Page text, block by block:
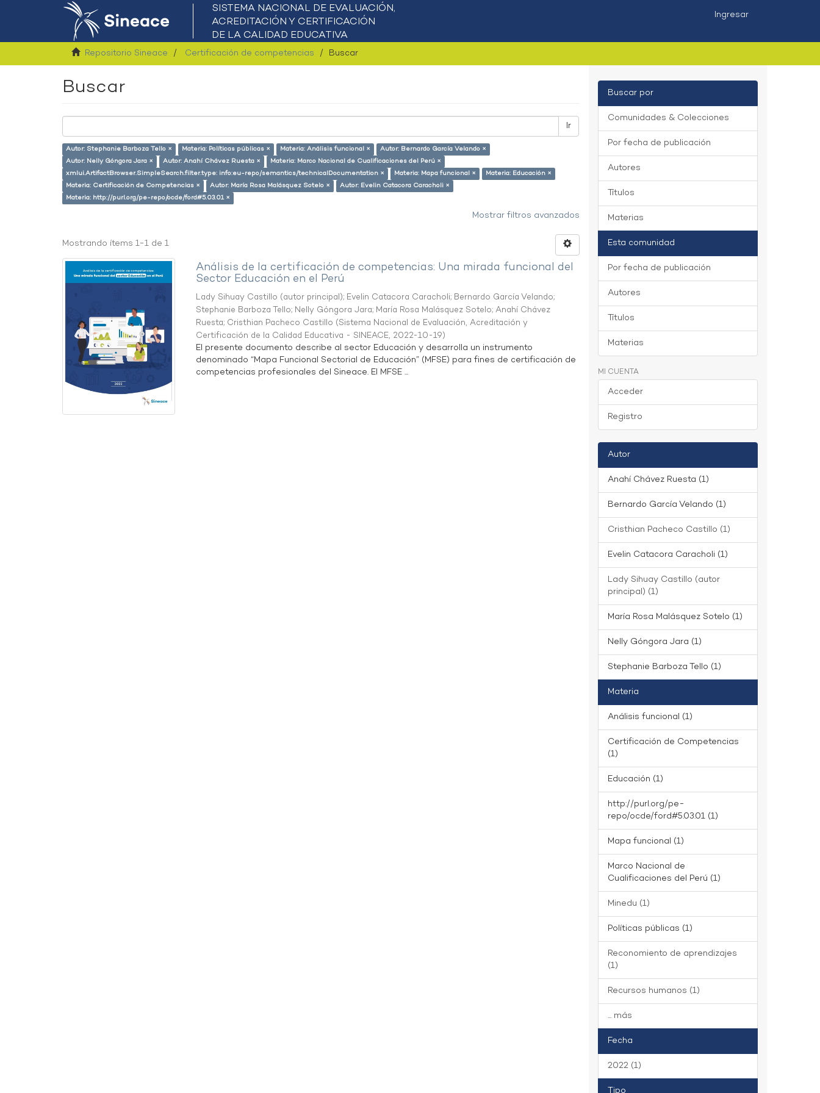
Ingresar
Repositorio Sineace Certificación de competencias Buscar
Buscar
Ir
Autor: Stephanie Barboza Tello × Materia: Políticas públicas × Materia: Análisis funcional ×
Autor: Bernardo García Velando ×
Autor: Nelly Góngora Jara ×
Autor: Anahí Chávez Ruesta ×
Materia: Marco Nacional de Cualificaciones del Perú ×
xmlui.ArtifactBrowser.SimpleSearch.filter.type: info:eu-repo/semantics/technicalDocumentation ×
Materia: Mapa funcional ×
Materia: Educación ×
Materia: Certificación de Competencias ×
Autor: María Rosa Malásquez Sotelo ×
Autor: Evelin Catacora Caracholi ×
Materia: http://purl.org/pe-repo/ocde/ford#5.03.01 ×
Mostrar filtros avanzados
Mostrando ítems 1-1 de 1
Análisis de la certificación de competencias: Una mirada funcional del
Sector Educación en el Perú
Lady Sihuay Castillo (autor principal); Evelin Catacora Caracholi; Bernardo García Velando;
Stephanie Barboza Tello; Nelly Góngora Jara; María Rosa Malásquez Sotelo;Anahí Chávez
Ruesta; Cristhian Pacheco Castillo (Sistema Nacional de Evaluación, Acreditación y
Certificación de la Calidad Educativa - SINEACE, 2022-10-19)
El presente documento describe al sector Educación y desarrolla un instrumento
denominado “Mapa Funcional Sectorial de Educación” (MFSE) para fines de certificación de
competencias profesionales del Sineace. El MFSE ...
Buscar por
Comunidades & Colecciones
Por fecha de publicación
Autores
Títulos
Materias
Esta comunidad
Por fecha de publicación
Autores
Títulos
Materias
MI CUENTA
Acceder
Registro
Autor
Anahí Chávez Ruesta (1)
Bernardo García Velando (1)
Cristhian Pacheco Castillo (1)
Evelin Catacora Caracholi (1)
Lady Sihuay Castillo (autor
principal) (1)
María Rosa Malásquez Sotelo (1)
Nelly Góngora Jara (1)
Stephanie Barboza Tello (1)
Materia
Análisis funcional (1)
Certificación de Competencias
(1)
Educación (1)
http://purl.org/pe-
repo/ocde/ford#5.03.01 (1)
Mapa funcional (1)
Marco Nacional de
Cualificaciones del Perú (1)
Minedu (1)
Políticas públicas (1)
Reconomiento de aprendizajes
(1)
Recursos humanos (1)
... más
Fecha
2022 (1)